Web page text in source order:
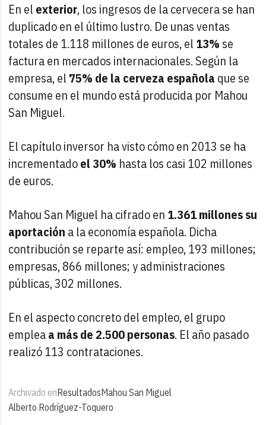
En el exterior, los ingresos de la cervecera se han
duplicado en el último lustro. De unas ventas
totales de 1.118 millones de euros, el 13% se
factura en mercados internacionales. Según la
empresa, el 75% de la cerveza española que se
consume en el mundo está producida por Mahou
San Miguel.
El capítulo inversor ha visto cómo en 2013 se ha
incrementadoel 30% hasta los casi 102 millones
de euros.
Mahou San Miguel ha cifrado en 1.361 millones su
aportación a la economía española. Dicha
contribución se reparte así: empleo, 193 millones;
empresas, 866 millones; y administraciones
públicas, 302 millones.
En el aspecto concreto del empleo, el grupo
empleaa más de 2.500 personas. El año pasado
realizó 113 contrataciones.
Archivado enResultadosMahou San Miguel
Alberto Rodríguez-Toquero